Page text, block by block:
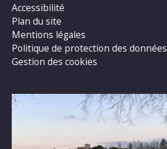
Accessibilité
Plan du site
Mentions légales
Politique de protection des données
Gestion des cookies